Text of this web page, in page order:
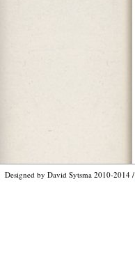
Designed by David Sytsma 2010-2014 /